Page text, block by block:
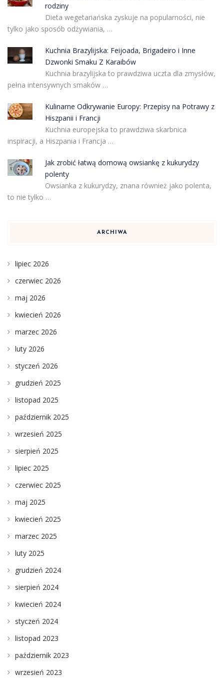
rodziny
Dieta wegetariańska zyskuje na popularności, nie
tylko jako sposób odżywiania, …
Kuchnia Brazylijska: Feijoada, Brigadeiro i Inne
Dzwonki Smaku Z Karaibów
Kuchnia brazylijska to prawdziwa uczta dla zmysłów,
pełna intensywnych smaków …
Kulinarne Odkrywanie Europy: Przepisy na Potrawy z
Hiszpanii i Francji
Kuchnia europejska to prawdziwa skarbnica
inspiracji, a Hiszpania i Francja …
Jak zrobić łatwą domową owsiankę z kukurydzy
polenty
Owsianka z kukurydzy, znana również jako polenta,
to nie tylko …
ARCHIWA
lipiec 2026
czerwiec 2026
maj 2026
kwiecień 2026
marzec 2026
luty 2026
styczeń 2026
grudzień 2025
listopad 2025
październik 2025
wrzesień 2025
sierpień 2025
lipiec 2025
czerwiec 2025
maj 2025
kwiecień 2025
marzec 2025
luty 2025
grudzień 2024
sierpień 2024
kwiecień 2024
styczeń 2024
listopad 2023
październik 2023
wrzesień 2023